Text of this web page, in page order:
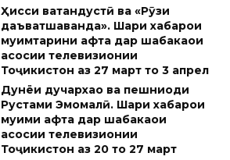
Ҳисси ватандустӣ ва «Рӯзи
даъватшаванда». Шарҳи хабарҳои
муҳимтарини ҳафта дар шабакаҳои
асосии телевизионии
Тоҷикистон аз 27 март то 3 апрел
Дунёи дучархаҳо ва пешниҳоди
Рустами Эмомалӣ. Шарҳи хабарҳои
муҳими ҳафта дар шабакаҳои
асосии телевизионии
Тоҷикистон аз 20 то 27 март